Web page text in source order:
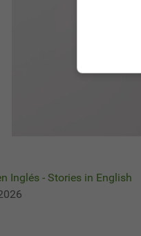
Inglés - Stories in English